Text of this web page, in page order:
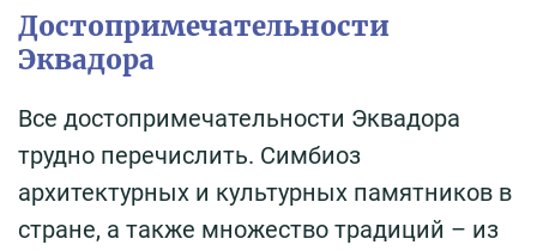
Достопримечательности
Эквадора
Все достопримечательности Эквадора
трудно перечислить. Симбиоз
архитектурных и культурных памятников в
стране, а также множество традиций – из